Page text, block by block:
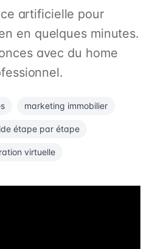
artificielle pour
en quelques minutes.
avec du home
marketing immobilier
étape par étape
virtuelle